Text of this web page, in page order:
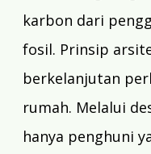
karbon dari
fosil. Prinsip
berkelanjutan
rumah. Melalui
hanya penghuni